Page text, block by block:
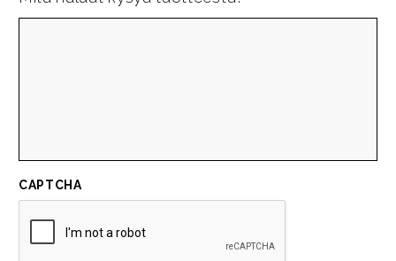
CAPTCHA